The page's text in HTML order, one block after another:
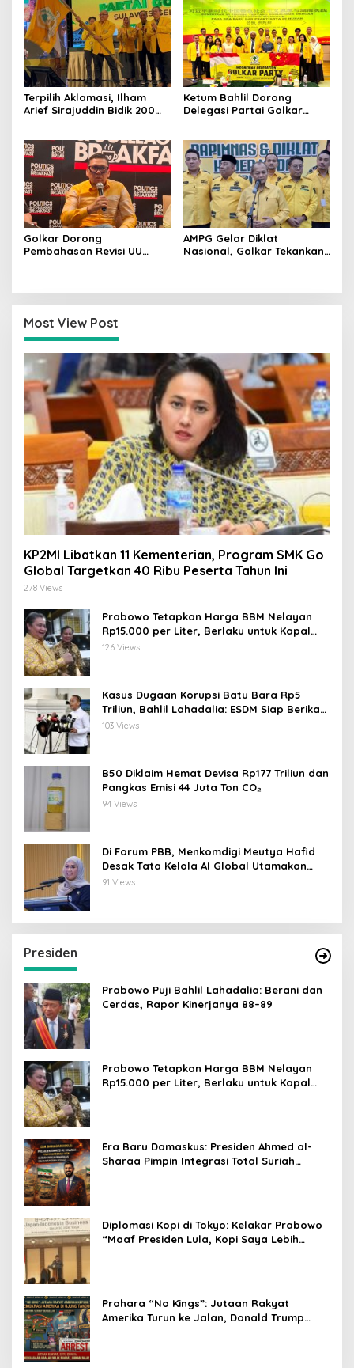
Dipercaya Rakyat
Terpilih Aklamasi, Ilham
Arief Sirajuddin Bidik 200
Ketum Bahlil Dorong
Delegasi Partai Golkar
Hingga Industrialisasi dari
China
Golkar Dorong
Pembahasan Revisi UU
AMPG Gelar Diklat
Nasional, Golkar Tekankan
Most View Post
KP2MI Libatkan 11 Kementerian, Program SMK Go
Global Targetkan 40 Ribu Peserta Tahun Ini
278 Views
Prabowo Tetapkan Harga BBM Nelayan
Rp15.000 per Liter, Berlaku untuk Kapal
30-200 GT
126 Views
Kasus Dugaan Korupsi Batu Bara Rp5
Triliun, Bahlil Lahadalia: ESDM Siap Berikan
Data
103 Views
B50 Diklaim Hemat Devisa Rp177 Triliun dan
Pangkas Emisi 44 Juta Ton CO₂
94 Views
Di Forum PBB, Menkomdigi Meutya Hafid
Desak Tata Kelola AI Global Utamakan
Perlindungan Anak
91 Views
Presiden
Prabowo Puji Bahlil Lahadalia: Berani dan
Cerdas, Rapor Kinerjanya 88–89
Prabowo Tetapkan Harga BBM Nelayan
Rp15.000 per Liter, Berlaku untuk Kapal
Era Baru Damaskus: Presiden Ahmed al-
Sharaa Pimpin Integrasi Total Suriah
Diplomasi Kopi di Tokyo: Kelakar Prabowo
“Maaf Presiden Lula, Kopi Saya Lebih
Prahara “No Kings”: Jutaan Rakyat
Amerika Turun ke Jalan, Donald Trump